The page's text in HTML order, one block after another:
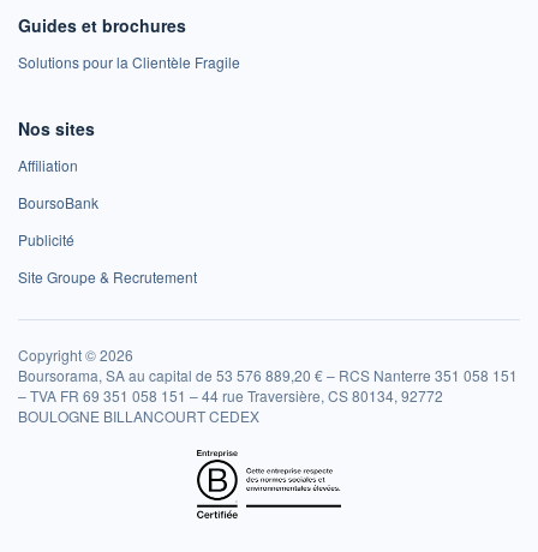
Guides et brochures
Solutions pour la Clientèle Fragile
Nos sites
Affiliation
BoursoBank
Publicité
Site Groupe & Recrutement
Copyright © 2026
Boursorama, SA au capital de 53 576 889,20 € – RCS Nanterre 351 058 151
– TVA FR 69 351 058 151 – 44 rue Traversière, CS 80134, 92772
BOULOGNE BILLANCOURT CEDEX